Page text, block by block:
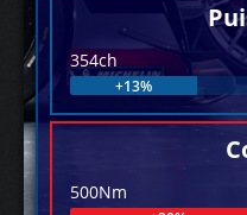
354ch
+13%
500Nm